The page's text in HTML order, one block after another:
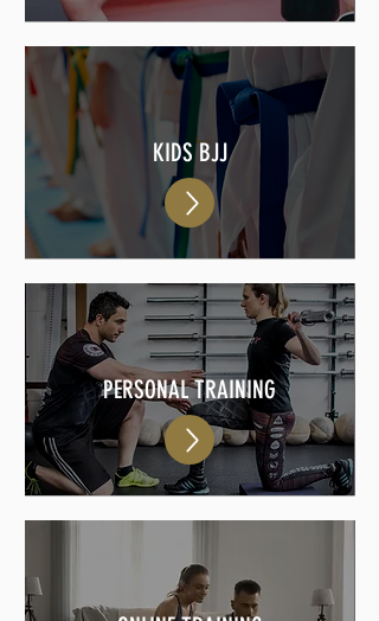
KIDS BJJ
PERSONAL TRAINING